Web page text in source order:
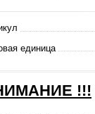
единица
!!!